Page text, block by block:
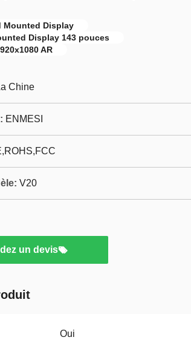
Mounted Display
Display 143 pouces
AR
Chine
ENMESI
V20
un devis
Oui